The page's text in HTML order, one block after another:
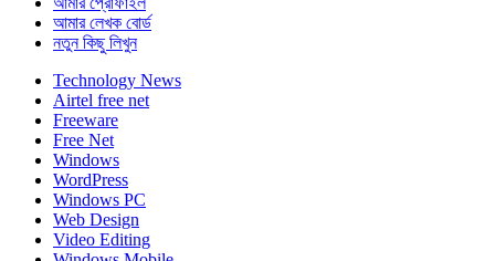
আমার লেখক বোর্ড
নতুন কিছু লিখুন
Technology News
Airtel free net
Freeware
Free Net
Windows
WordPress
Windows PC
Web Design
Video Editing